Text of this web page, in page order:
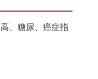
、糖尿、癌症指